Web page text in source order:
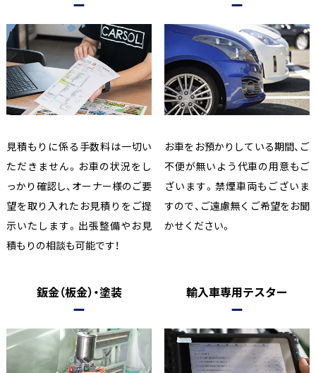
見積もりに係る手数料は一切い
ただきません。お車の状況をし
っかり確認し、オーナー様のご要
望を取り入れたお見積りをご提
示いたします。出張整備やお見
積もりの相談も可能です！
お車をお預かりしている期間、ご
不便が無いよう代車の用意もご
ざいます。禁煙車両もございま
すので、ご遠慮無くご希望をお聞
かせください。
鈑金（板金）・塗装 輸入車専用テスター